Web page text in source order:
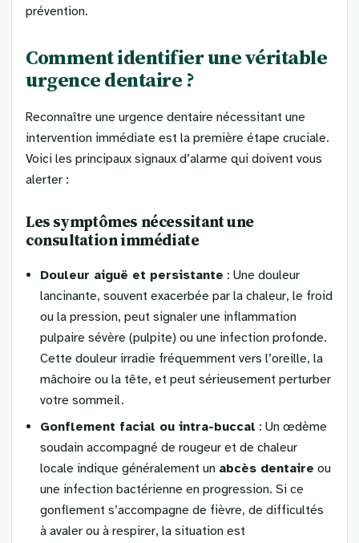
prévention.
Comment identifier une véritable
urgence dentaire ?
Reconnaître une urgence dentaire nécessitant une
intervention immédiate est la première étape cruciale.
Voici les principaux signaux d’alarme qui doivent vous
alerter :
Les symptômes nécessitant une
consultation immédiate
Douleur aiguë et persistante : Une douleur
lancinante, souvent exacerbée par la chaleur, le froid
ou la pression, peut signaler une inflammation
pulpaire sévère (pulpite) ou une infection profonde.
Cette douleur irradie fréquemment vers l’oreille, la
mâchoire ou la tête, et peut sérieusement perturber
votre sommeil.
Gonflement facial ou intra-buccal : Un œdème
soudain accompagné de rougeur et de chaleur
locale indique généralement un abcès dentaire ou
une infection bactérienne en progression. Si ce
gonflement s’accompagne de fièvre, de difficultés
à avaler ou à respirer, la situation est